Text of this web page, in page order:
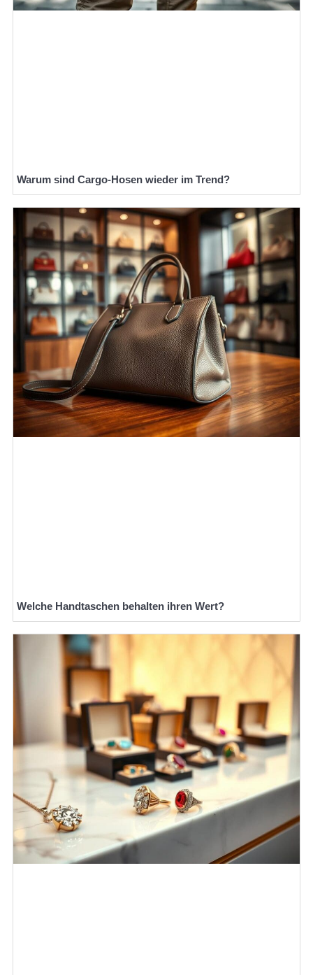
Warum sind Cargo-Hosen wieder im Trend?
Welche Handtaschen behalten ihren Wert?